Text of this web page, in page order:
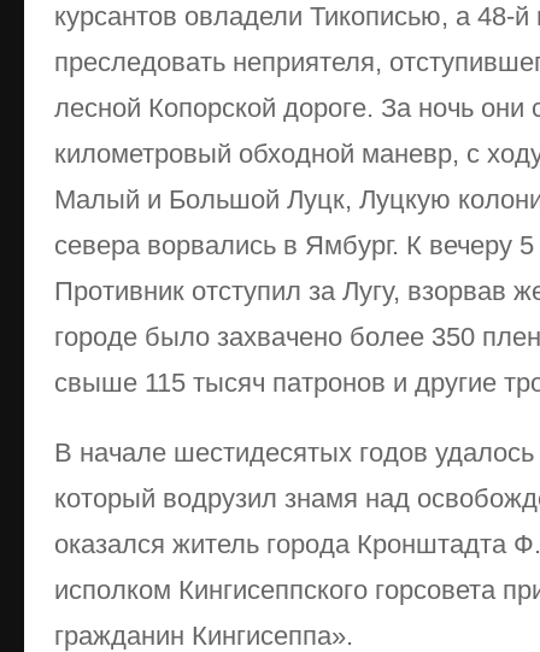
курсантов овладели Тикописью, а 48-
преследовать неприятеля,
лесной Копорской дороге. За ночь они
километровый обходной маневр, с
Малый и Большой Луцк, Луцкую
севера ворвались в Ямбург. К вечеру
Противник отступил за Лугу, взорвав
городе было захвачено более 350
свыше 115 тысяч патронов и другие
В начале шестидесятых годов
который водрузил знамя над
оказался житель города Кронштадта
исполком Кингисеппского горсовета
гражданин Кингисеппа».